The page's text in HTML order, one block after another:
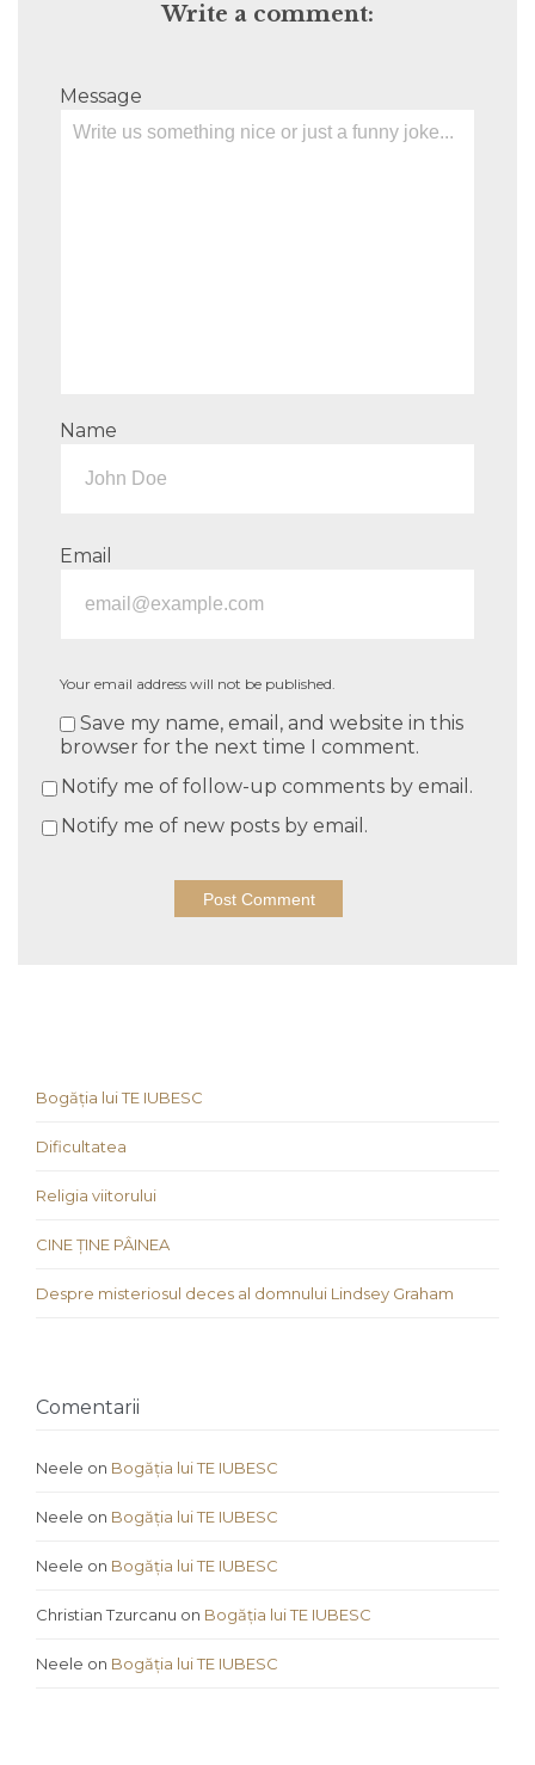
Write a comment:
Message
Name
Email
Your email address will not be published.
Save my name, email, and website in this
browser for the next time I comment.
Notify me of follow-up comments by email.
Notify me of new posts by email.
Bogăția lui TE IUBESC
Dificultatea
Religia viitorului
CINE ȚINE PÂINEA
Despre misteriosul deces al domnului Lindsey Graham
Comentarii
Neele on Bogăția lui TE IUBESC
Neele on Bogăția lui TE IUBESC
Neele on Bogăția lui TE IUBESC
Christian Tzurcanu on Bogăția lui TE IUBESC
Neele on Bogăția lui TE IUBESC